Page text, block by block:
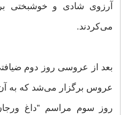
آرزوى شادى و خوشبختى
مى‌کردند.
بعد از عروسى روز دوم
عروس برگزار مى‌شد که به آن
روز سوم مراسم ”داغ